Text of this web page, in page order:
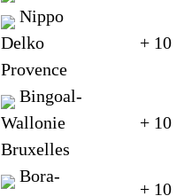
Nippo
Delko
Provence
+ 10
Bingoal-
Wallonie
Bruxelles
+ 10
Bora-
+ 10